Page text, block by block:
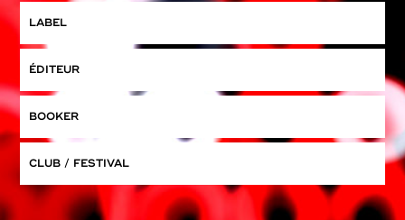
LABEL
ÉDITEUR
BOOKER
CLUB / FESTIVAL